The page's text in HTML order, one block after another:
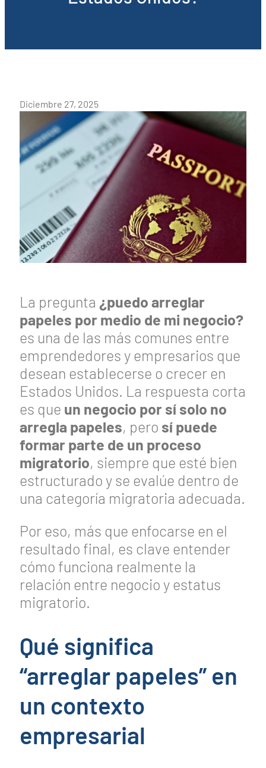
Diciembre 27, 2025
La pregunta ¿puedo arreglar
papeles por medio de mi negocio?
es una de las más comunes entre
emprendedores y empresarios que
desean establecerse o crecer en
Estados Unidos. La respuesta corta
es que un negocio por sí solo no
arregla papeles, pero sí puede
formar parte de un proceso
migratorio, siempre que esté bien
estructurado y se evalúe dentro de
una categoría migratoria adecuada.
Por eso, más que enfocarse en el
resultado final, es clave entender
cómo funciona realmente la
relación entre negocio y estatus
migratorio.
Qué significa
“arreglar papeles” en
un contexto
empresarial